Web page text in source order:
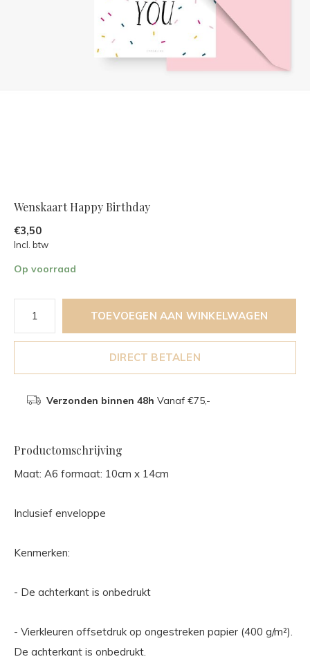
Wenskaart Happy Birthday
€3,50
Incl. btw
Op voorraad
TOEVOEGEN AAN WINKELWAGEN
DIRECT BETALEN
Verzonden binnen 48h Vanaf €75,-
Productomschrijving
Maat: A6 formaat: 10cm x 14cm
Inclusief enveloppe
Kenmerken:
- De achterkant is onbedrukt
- Vierkleuren offsetdruk op ongestreken papier (400 g/m²).
De achterkant is onbedrukt.